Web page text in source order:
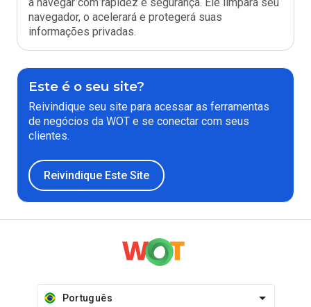
navegador, o acelerará e protegerá suas
informações privadas.
Este é o seu site?
Reivindique seu site para acessar as ferramentas
de negócios da WOT e se conectar com seus
clientes.
Reivindique Este Site
Português